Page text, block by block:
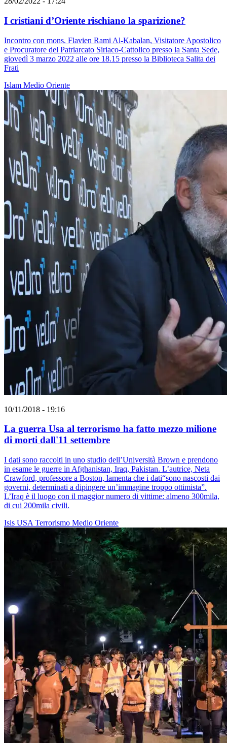
I cristiani d’Oriente rischiano la sparizione?
Incontro con mons. Flavien Rami Al-Kabalan, Visitatore Apostolico
e Procuratore del Patriarcato Siriaco-Cattolico presso la Santa Sede,
giovedì 3 marzo 2022 alle ore 18.15 presso la Biblioteca Salita dei
Frati
Islam Medio Oriente
10/11/2018 - 19:16
La guerra Usa al terrorismo ha fatto mezzo milione
di morti dall'11 settembre
I dati sono raccolti in uno studio dell’Università Brown e prendono
in esame le guerre in Afghanistan, Iraq, Pakistan. L’autrice, Neta
Crawford, professore a Boston, lamenta che i dati“sono nascosti dai
governi, determinati a dipingere un’immagine troppo ottimista”.
L’Iraq è il luogo con il maggior numero di vittime: almeno 300mila,
di cui 200mila civili.
Isis USA Terrorismo Medio Oriente